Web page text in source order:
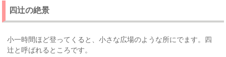
四辻の絶景
小一時間ほど登ってくると、小さな広場のような所にでます。四
辻と呼ばれるところです。